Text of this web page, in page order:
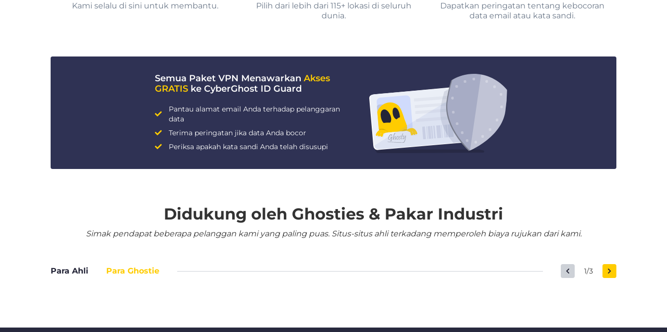
Kami selalu di sini untuk membantu.
Pilih dari lebih dari 115+ lokasi di seluruh
dunia.
Dapatkan peringatan tentang kebocoran
data email atau kata sandi.
Semua Paket VPN Menawarkan Akses
GRATIS ke CyberGhost ID Guard
Pantau alamat email Anda terhadap pelanggaran
data
Terima peringatan jika data Anda bocor
Periksa apakah kata sandi Anda telah disusupi
Didukung oleh Ghosties & Pakar Industri
Simak pendapat beberapa pelanggan kami yang paling puas. Situs-situs ahli terkadang memperoleh biaya rujukan dari kami.
Para Ahli Para Ghostie 1/3